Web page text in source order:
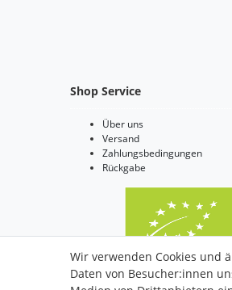
Shop Service
Über uns
Versand
Zahlungsbedingungen
Rückgabe
Bio Zertifiziert: DE-
Wir verwenden Cookies und
Daten von Besucher:innen